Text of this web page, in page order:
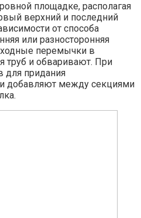
площадке, располагая
верхний и последний
от способа
или разносторонняя
перемычки в
труб и обваривают. При
для придания
добавляют между секциями